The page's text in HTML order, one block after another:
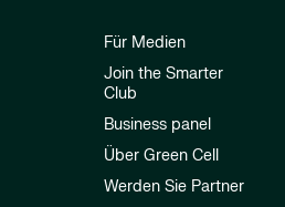
Für Medien
Join the Smarter
Club
Business panel
Über Green Cell
Werden Sie Partner